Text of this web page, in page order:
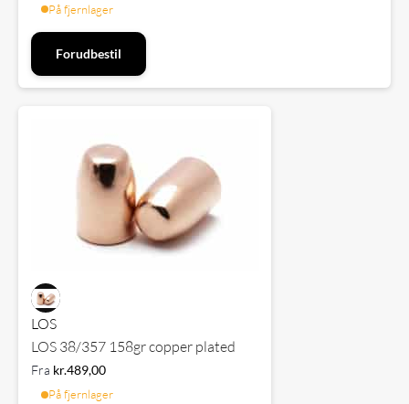
På fjernlager
Forudbestil
LOS
LOS 38/357 158gr copper plated
Fra kr.489,00
På fjernlager